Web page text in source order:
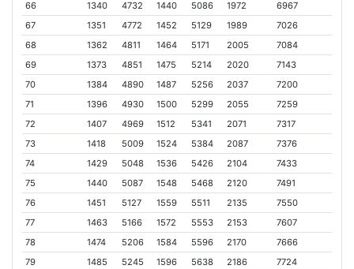
66
1340 4732 1440 5086 1972
6967
67
1351 4772 1452 5129 1989
7026
68
1362 4811 1464 5171 2005
7084
69
1373 4851 1475 5214 2020
7143
70
1384 4890 1487 5256 2037
7200
71
1396 4930 1500 5299 2055
7259
72
1407 4969 1512 5341 2071
7317
73
1418 5009 1524 5384 2087
7376
74
1429 5048 1536 5426 2104
7433
75
1440 5087 1548 5468 2120
7491
76
1451 5127 1559 5511 2135
7550
77
1463 5166 1572 5553 2153
7607
78
1474 5206 1584 5596 2170
7666
79
1485 5245 1596 5638 2186
7724